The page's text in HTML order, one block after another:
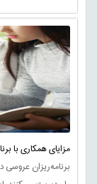
مزایای همکاری با
برنامه‌ریزان عروسی